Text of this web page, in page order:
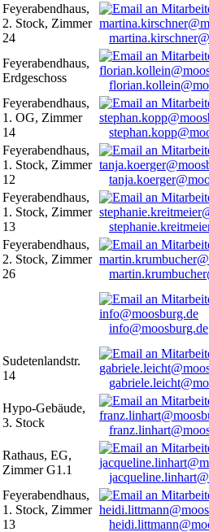
Feyerabendhaus,
2. Stock, Zimmer
24
Feyerabendhaus,
Erdgeschoss
Feyerabendhaus,
1. OG, Zimmer
14
Feyerabendhaus,
1. Stock, Zimmer
12
Feyerabendhaus,
1. Stock, Zimmer
13
Feyerabendhaus,
2. Stock, Zimmer
26
info@moosburg.de
Sudetenlandstr.
14
Hypo-Gebäude,
3. Stock
Rathaus, EG,
Zimmer G1.1
Feyerabendhaus,
1. Stock, Zimmer
13